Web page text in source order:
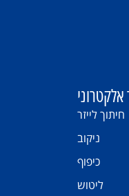
אלקטרוני
חיתוך לייזר
ניקוב
כיפוף
ליטוש